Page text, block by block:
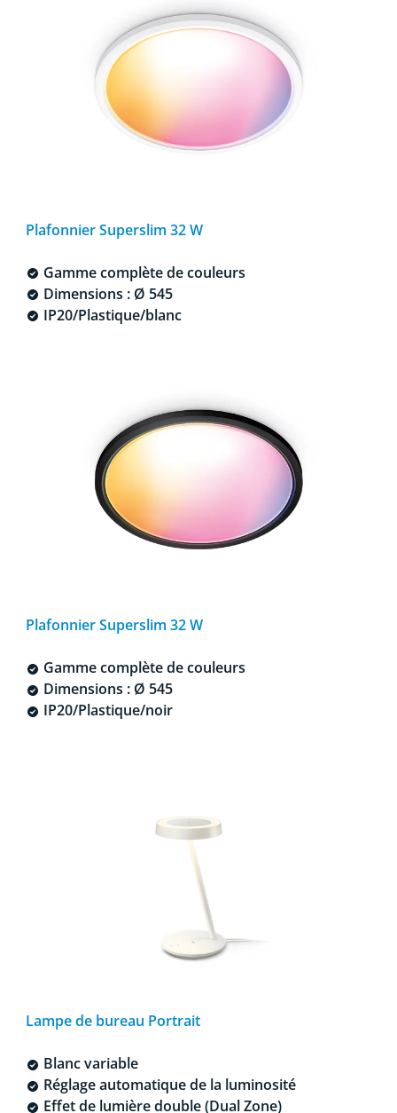
Plafonnier Superslim 32 W
Gamme complète de couleurs
Dimensions : Ø 545
IP20/Plastique/blanc
Plafonnier Superslim 32 W
Gamme complète de couleurs
Dimensions : Ø 545
IP20/Plastique/noir
Lampe de bureau Portrait
Blanc variable
Réglage automatique de la luminosité
Effet de lumière double (Dual Zone)